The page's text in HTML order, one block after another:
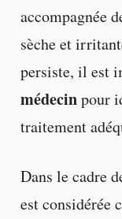
accompagnée
sèche et
persiste, il est
médecinpour
traitement
Dans le cadre
est considérée